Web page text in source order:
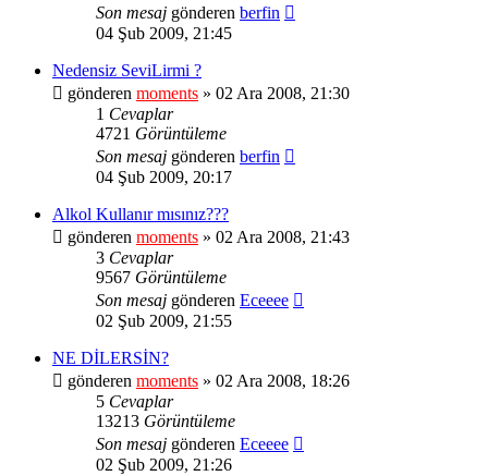
Son mesaj gönderen berfin
04 Şub 2009, 21:45
Nedensiz SeviLirmi ?
gönderen moments » 02 Ara 2008, 21:30
1 Cevaplar
4721 Görüntüleme
Son mesaj gönderen berfin
04 Şub 2009, 20:17
Alkol Kullanır mısınız???
gönderen moments » 02 Ara 2008, 21:43
3 Cevaplar
9567 Görüntüleme
Son mesaj gönderen Eceeee
02 Şub 2009, 21:55
NE DİLERSİN?
gönderen moments » 02 Ara 2008, 18:26
5 Cevaplar
13213 Görüntüleme
Son mesaj gönderen Eceeee
02 Şub 2009, 21:26